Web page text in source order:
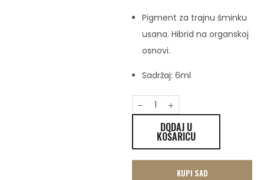
Pigment za trajnu šminku
usana. Hibrid na organskoj
osnovi.
Sadržaj: 6ml
DODAJ U
KOŠARICU
KUPI SAD